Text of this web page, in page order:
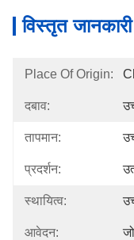
विस्तृत जानकारी
Place Of Origin:
दबाव:
तापमान:
प्रदर्शन:
स्थायित्व:
आवेदन: